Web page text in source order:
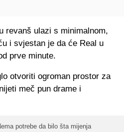
revanš ulazi s minimalnom,
i svjestan je da će Real u
prve minute.
otvoriti ogroman prostor za
meč pun drame i
potrebe da bilo šta mijenja